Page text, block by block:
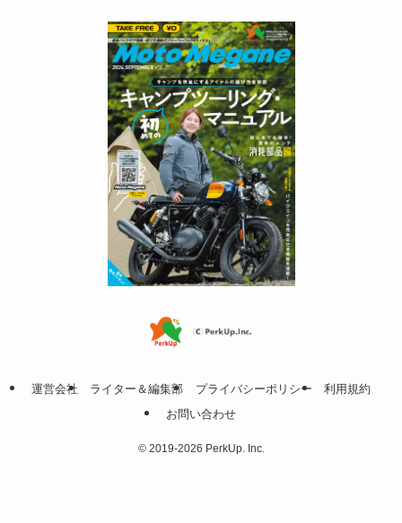
運営会社 ライター＆編集部 プライバシーポリシー
利用規約
お問い合わせ
©2019-2026 PerkUp. Inc.